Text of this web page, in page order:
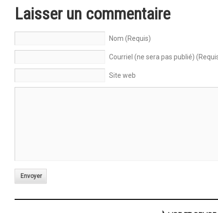
Laisser un commentaire
Nom (Requis)
Courriel (ne sera pas publié)
Site web
Envoyer